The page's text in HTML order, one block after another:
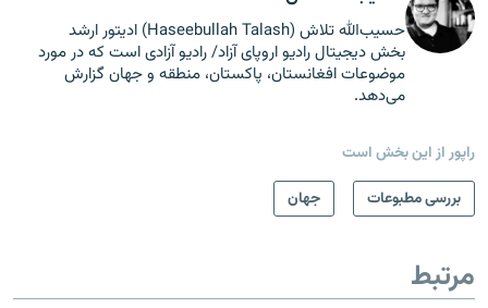
حسیب‌الله تلاش (Haseebullah Talash) ادیتور ارشد
بخش دیجیتال رادیو اروپای آزاد/ رادیو آزادی است که در مورد
موضوعات افغانستان، پاکستان، منطقه و جهان گزارش
می‌دهد.
راپور از این بخش است
بررسی مطبوعات
جهان
مرتبط